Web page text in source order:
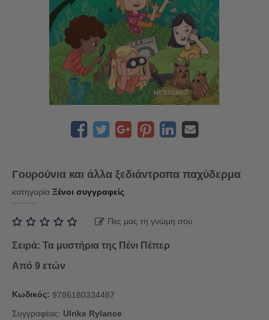
Γουρούνια και άλλα ξεδιάντροπα παχύδερμα
κατηγορία Ξένοι συγγραφείς
Πες μας τη γνώμη σου
Σειρά: Τα μυστήρια της Πένι Πέπερ
Από 9 ετών
Κωδικός: 9786180334487
Συγγραφέας: Ulrike Rylance